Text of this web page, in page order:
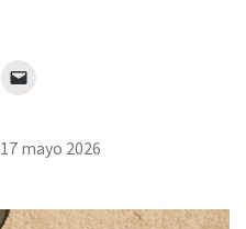
17 mayo 2026